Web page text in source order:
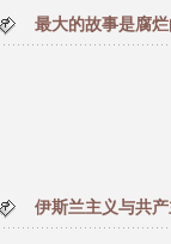
最大的故事是腐
伊斯兰主义与共